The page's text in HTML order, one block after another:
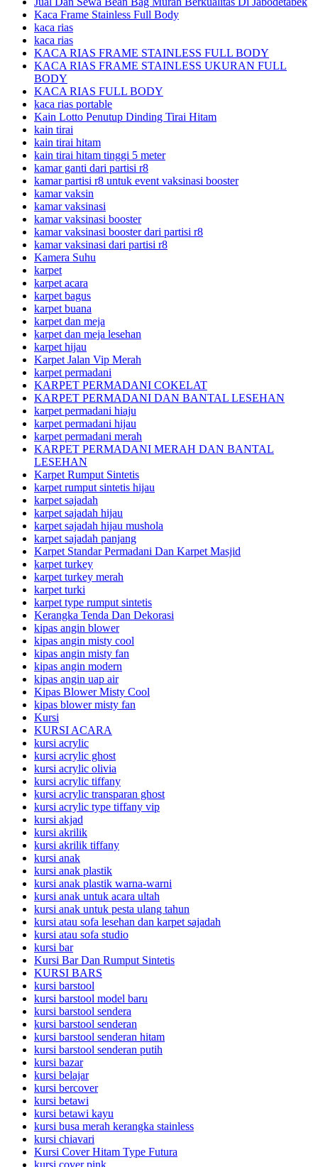
Kaca Frame Stainless Full Body
kaca rias
kaca rias
KACA RIAS FRAME STAINLESS FULL BODY
KACA RIAS FRAME STAINLESS UKURAN FULL
BODY
KACA RIAS FULL BODY
kaca rias portable
Kain Lotto Penutup Dinding Tirai Hitam
kain tirai
kain tirai hitam
kain tirai hitam tinggi 5 meter
kamar ganti dari partisi r8
kamar partisi r8 untuk event vaksinasi booster
kamar vaksin
kamar vaksinasi
kamar vaksinasi booster
kamar vaksinasi booster dari partisi r8
kamar vaksinasi dari partisi r8
Kamera Suhu
karpet
karpet acara
karpet bagus
karpet buana
karpet dan meja
karpet dan meja lesehan
karpet hijau
Karpet Jalan Vip Merah
karpet permadani
KARPET PERMADANI COKELAT
KARPET PERMADANI DAN BANTAL LESEHAN
karpet permadani hiaju
karpet permadani hijau
karpet permadani merah
KARPET PERMADANI MERAH DAN BANTAL
LESEHAN
Karpet Rumput Sintetis
karpet rumput sintetis hijau
karpet sajadah
karpet sajadah hijau
karpet sajadah hijau mushola
karpet sajadah panjang
Karpet Standar Permadani Dan Karpet Masjid
karpet turkey
karpet turkey merah
karpet turki
karpet type rumput sintetis
Kerangka Tenda Dan Dekorasi
kipas angin blower
kipas angin misty cool
kipas angin misty fan
kipas angin modern
kipas angin uap air
Kipas Blower Misty Cool
kipas blower misty fan
Kursi
KURSI ACARA
kursi acrylic
kursi acrylic ghost
kursi acrylic olivia
kursi acrylic tiffany
kursi acrylic transparan ghost
kursi acrylic type tiffany vip
kursi akjad
kursi akrilik
kursi akrilik tiffany
kursi anak
kursi anak plastik
kursi anak plastik warna-warni
kursi anak untuk acara ultah
kursi anak untuk pesta ulang tahun
kursi atau sofa lesehan dan karpet sajadah
kursi atau sofa studio
kursi bar
Kursi Bar Dan Rumput Sintetis
KURSI BARS
kursi barstool
kursi barstool model baru
kursi barstool sendera
kursi barstool senderan
kursi barstool senderan hitam
kursi barstool senderan putih
kursi bazar
kursi belajar
kursi bercover
kursi betawi
kursi betawi kayu
kursi busa merah kerangka stainless
kursi chiavari
Kursi Cover Hitam Type Futura